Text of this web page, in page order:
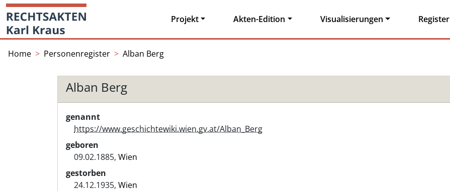
Skip
content
Startseite
Projekt Akten-Edition Visualisierungen Register
Home Personenregister Alban Berg
Alban Berg
genannt
https://www.geschichtewiki.wien.gv.at/Alban_Berg
geboren
09.02.1885, Wien
gestorben
24.12.1935, Wien